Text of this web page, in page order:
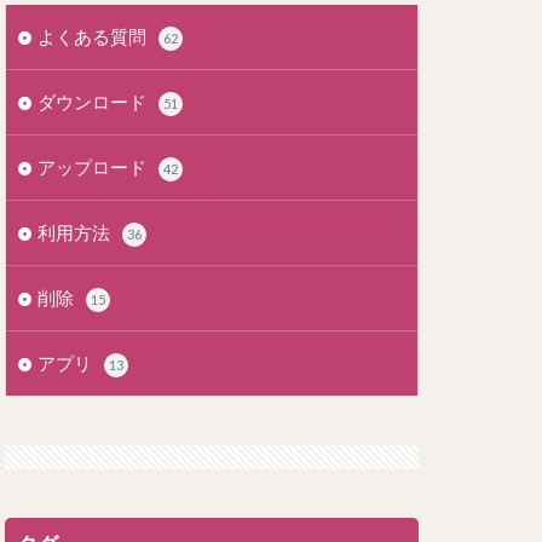
よくある質問 62
ダウンロード 51
アップロード 42
利用方法 36
削除 15
アプリ 13